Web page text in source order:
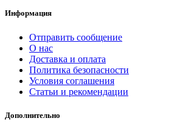
Информация
Отправить сообщение
О нас
Доставка и оплата
Политика безопасности
Условия соглашения
Статьи и рекомендации
Дополнительно